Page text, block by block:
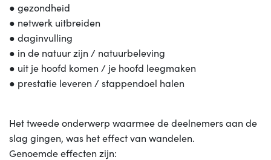
● gezondheid
● netwerk uitbreiden
● daginvulling
● in de natuur zijn / natuurbeleving
● uit je hoofd komen / je hoofd leegmaken
● prestatie leveren / stappendoel halen
Het tweede onderwerp waarmee de deelnemers aan de
slag gingen, was het effect van wandelen.
Genoemde effecten zijn: